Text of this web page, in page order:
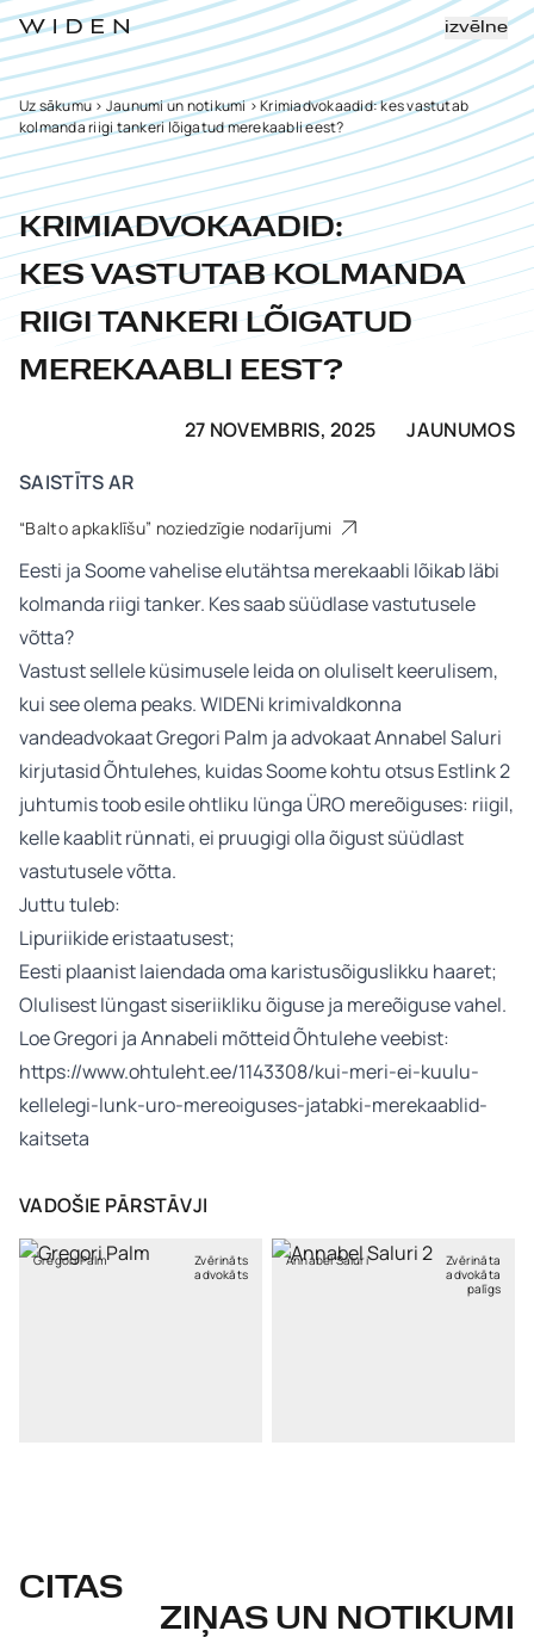
izvēlne
Uz sākumu> Jaunumi un notikumi>Krimiadvokaadid: kes vastutab
kolmanda riigi tankeri lõigatud merekaabli eest?
KRIMIADVOKAADID:
KES VASTUTAB KOLMANDA
RIIGI TANKERI LÕIGATUD
MEREKAABLI EEST?
27 NOVEMBRIS, 2025
JAUNUMOS
SAISTĪTS AR
“Balto apkaklīšu” noziedzīgie nodarījumi
Eesti ja Soome vahelise elutähtsa merekaabli lõikab läbi
kolmanda riigi tanker. Kes saab süüdlase vastutusele
võtta?
Vastust sellele küsimusele leida on oluliselt keerulisem,
kui see olema peaks. WIDENi krimivaldkonna
vandeadvokaat Gregori Palm ja advokaat Annabel Saluri
kirjutasid Õhtulehes, kuidas Soome kohtu otsus Estlink 2
juhtumis toob esile ohtliku lünga ÜRO mereõiguses: riigil,
kelle kaablit rünnati, ei pruugigi olla õigust süüdlast
vastutusele võtta.
Juttu tuleb:
Lipuriikide eristaatusest;
Eesti plaanist laiendada oma karistusõiguslikku haaret;
Olulisest lüngast siseriikliku õiguse ja mereõiguse vahel.
Loe Gregori ja Annabeli mõtteid Õhtulehe veebist:
https://www.ohtuleht.ee/1143308/kui-meri-ei-kuulu-
kellelegi-lunk-uro-mereoiguses-jatabki-merekaablid-
kaitseta
VADOŠIE PĀRSTĀVJI
Gregori Palm
Zvērināts
advokāts
Annabel Saluri
Zvērināta
advokāta
palīgs
CITAS
ZIŅAS UN NOTIKUMI